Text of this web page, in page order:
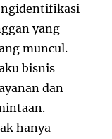
yang
muncul.
bisnis
dan
hanya